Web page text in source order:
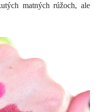
matných rúžoch, ale